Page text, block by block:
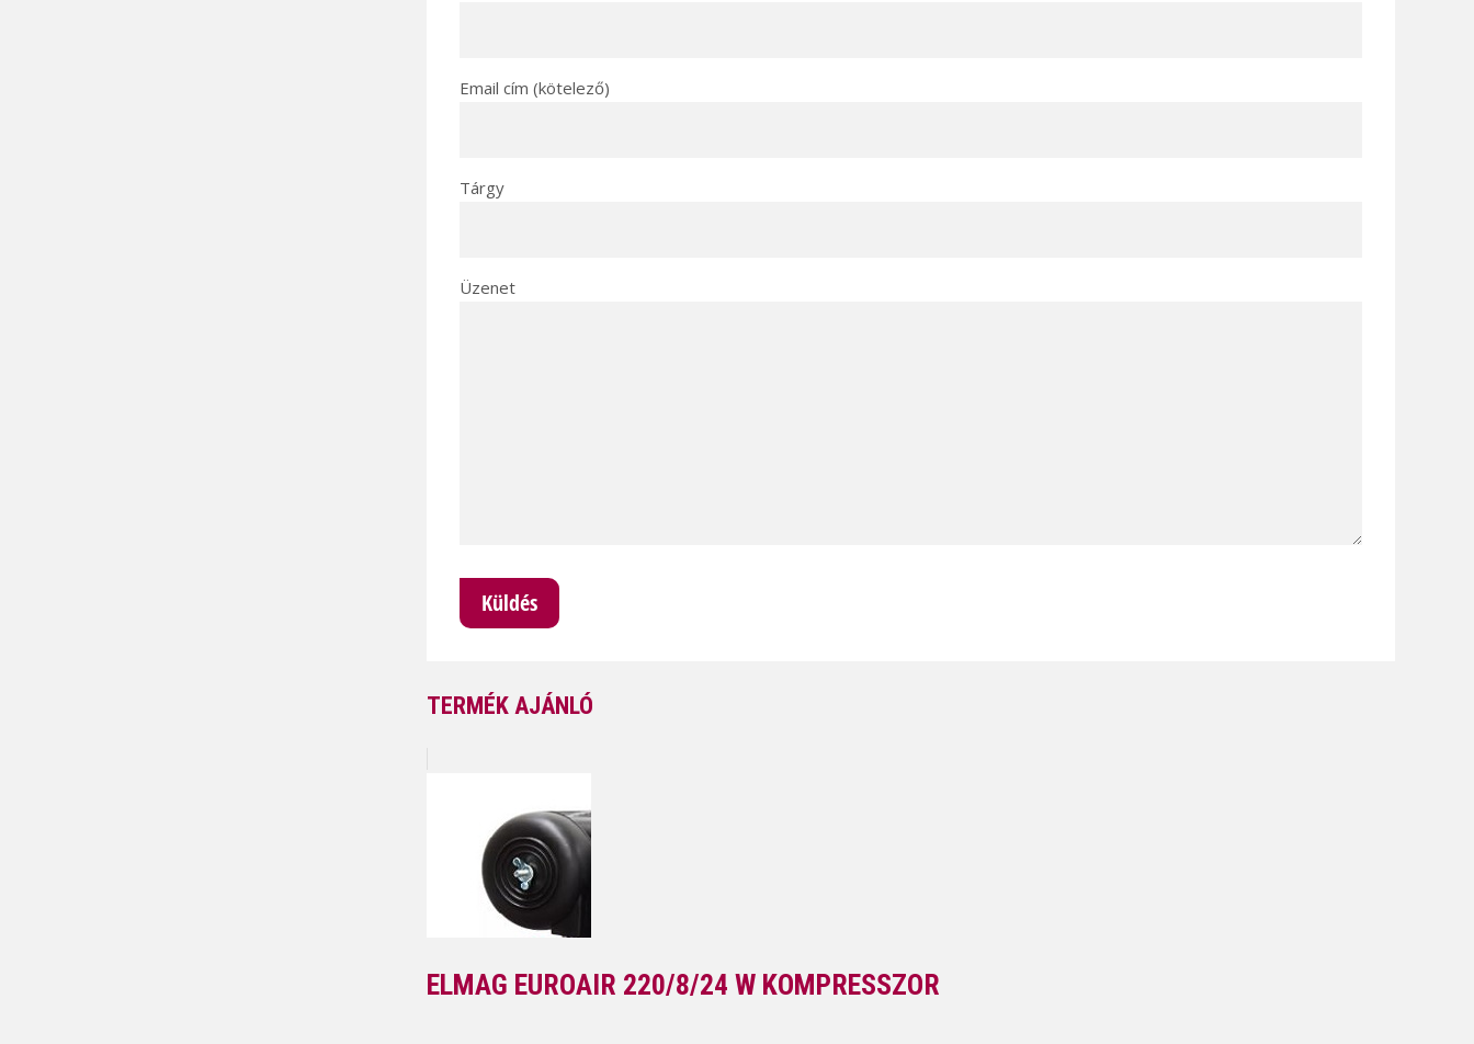
Email cím (kötelező)
Tárgy
Üzenet
TERMÉK AJÁNLÓ
ELMAG EUROAIR 220/8/24 W KOMPRESSZOR